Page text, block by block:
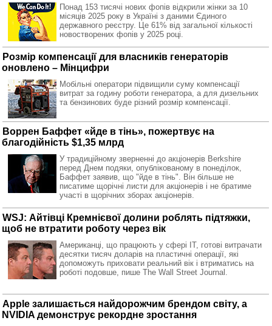
Понад 153 тисячі нових фопів відкрили жінки за 10
місяців 2025 року в Україні з даними Єдиного
державного реєстру. Це 61% від загальної кількості
новостворених фопів у 2025 році.
Розмір компенсації для власників генераторів
оновлено – Мінцифри
Мобільні оператори підвищили суму компенсації
витрат за годину роботи генератора, а для дизельних
та бензинових буде різний розмір компенсації.
Воррен Баффет «йде в тінь», пожертвує на
благодійність $1,35 млрд
У традиційному зверненні до акціонерів Berkshire
перед Днем подяки, опублікованому в понеділок,
Баффет заявив, що "йде в тінь". Він більше не
писатиме щорічні листи для акціонерів і не братиме
участі в щорічних зборах акціонерів.
WSJ: Айтівці Кремнієвої долини роблять підтяжки,
щоб не втратити роботу через вік
Американці, що працюють у сфері IT, готові витрачати
десятки тисяч доларів на пластичні операції, які
допоможуть приховати реальний вік і втриматись на
роботі подовше, пише The Wall Street Journal.
Apple залишається найдорожчим брендом світу, а
NVIDIA демонструє рекордне зростання